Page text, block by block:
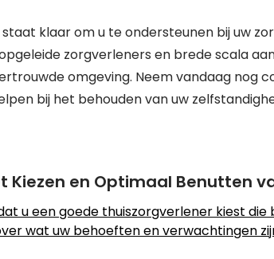
klaar om u te ondersteunen bij uw
zorgverleners en brede scala
omgeving. Neem vandaag nog
bij het behouden van uw
Kiezen en Optimaal Benutten
u een goede thuiszorgverlener kiest die
wat uw behoeften en verwachtingen